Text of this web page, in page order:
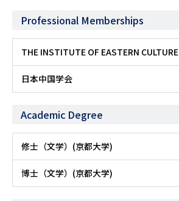
Professional Memberships
THE INSTITUTE OF EASTERN CULTURE
日本中国学会
Academic Degree
修士（文学）(京都大学)
博士（文学）(京都大学)